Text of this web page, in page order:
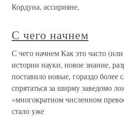
Кордуна, ассирияне,
С чего начнем
С чего начнем Как это часто (или
истории науки, новое знание,
поставило новые, гораздо более
спрятаться за ширму заведомо
«многократном численном
стало уже